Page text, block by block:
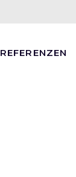
REFERENZEN